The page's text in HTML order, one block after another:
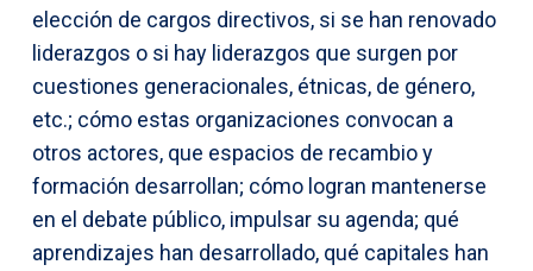
elección de cargos directivos, si se han renovado
liderazgos o si hay liderazgos que surgen por
cuestiones generacionales, étnicas, de género,
etc.; cómo estas organizaciones convocan a
otros actores, que espacios de recambio y
formación desarrollan; cómo logran mantenerse
en el debate público, impulsar su agenda; qué
aprendizajes han desarrollado, qué capitales han